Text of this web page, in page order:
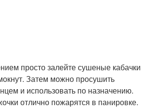
просто залейте сушеные кабачки
Затем можно просушить
и использовать по назначению.
отлично пожарятся в панировке.